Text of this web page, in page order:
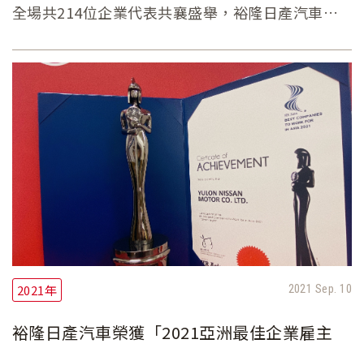
全場共214位企業代表共襄盛舉，裕隆日產汽車榮
隆日產鐘文川副總經理代表受獎。
2021年 2021 Sep. 10
裕隆日產汽車榮獲「2021亞洲最佳企業雇主